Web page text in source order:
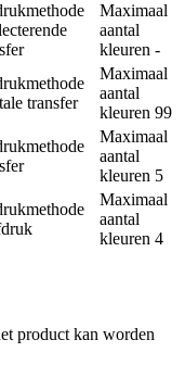
Maximaal
aantal
kleuren -
transfer
Maximaal
aantal
kleuren 99
Maximaal
aantal
kleuren 5
Maximaal
aantal
kleuren 4
product kan worden